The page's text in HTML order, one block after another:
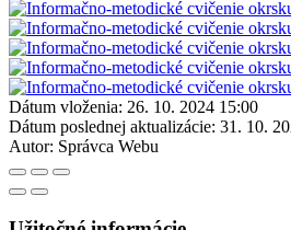
Dátum vloženia: 26. 10. 2024 15:00
Dátum poslednej aktualizácie: 31. 10.
Autor: Správca Webu